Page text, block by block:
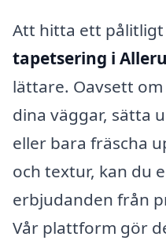
Att hitta ett
tapetsering i
lättare. Oavsett
dina väggar, sätta
eller bara fräscha
och textur, kan du
erbjudanden från
Vår plattform gör